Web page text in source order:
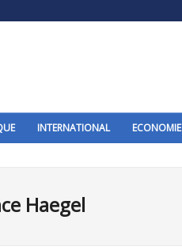
INTERNATIONAL ECONOMIE
Haegel